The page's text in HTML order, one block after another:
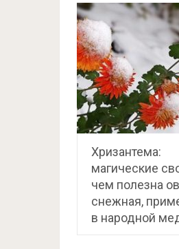
Хризантема:
магические
чем полезна
снежная,
в народной